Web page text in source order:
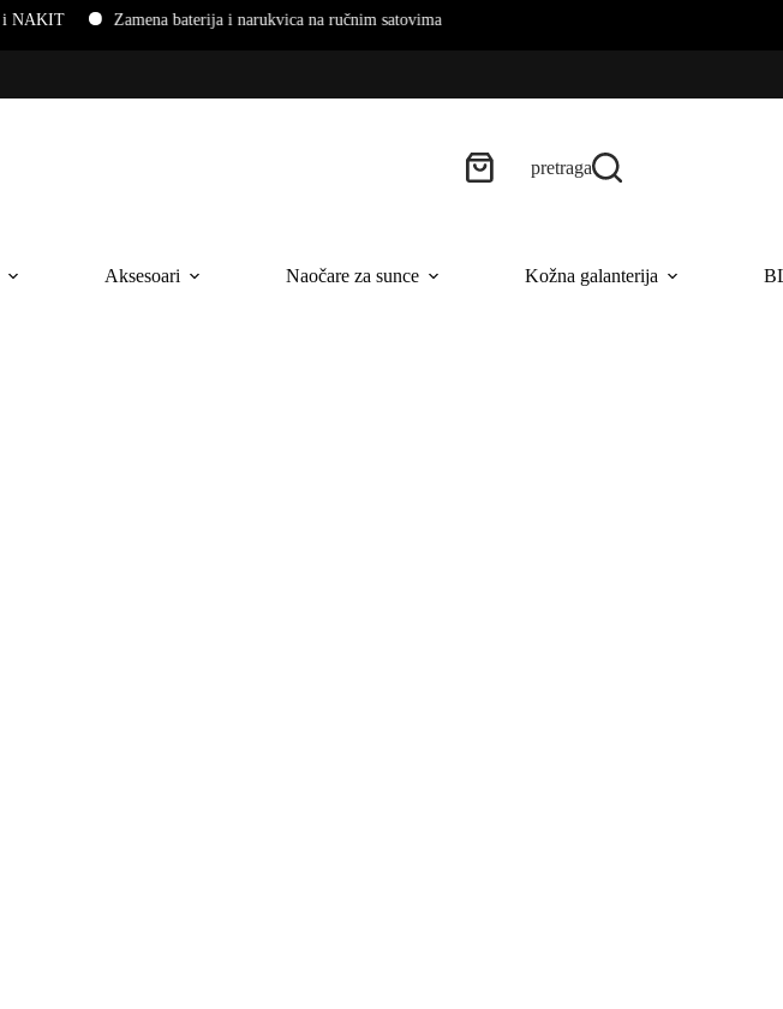
Zamena baterija i narukvica na ručnim satovima
pretraga
Aksesoari Naočare za sunce Kožna galanterija